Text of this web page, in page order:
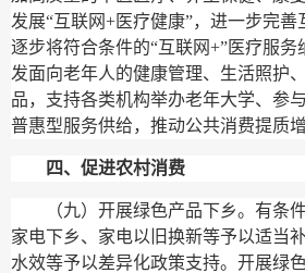
发展“互联网+医疗健康”，进一步完善
逐步将符合条件的“互联网+”医疗服
发面向老年人的健康管理、生活照护
品，支持各类机构举办老年大学、参
普惠型服务供给，推动公共消费提质增
四、促进农村消费
（九）开展绿色产品下乡。 有条
家电下乡、家电以旧换新等予以适当
水效等予以差异化政策支持。开展绿